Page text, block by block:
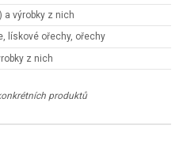
a výrobky z nich
lískové ořechy, ořechy
z nich
produktů